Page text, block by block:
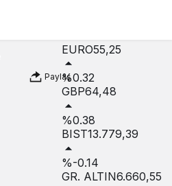
EURO55,25
%0.32
GBP64,48
%0.38
BIST13.779,39
%-0.14
GR. ALTIN6.660,55
Paylaş